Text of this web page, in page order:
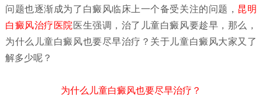
问题也逐渐成为了白癜风临床上一个备受关注的问题， 昆明
白癜风治疗医院 医生强调，治了儿童白癜风要趁早，那么，
为什么儿童白癜风也要尽早治疗？关于儿童白癜风大家又了
解多少呢？
为什么儿童白癜风也要尽早治疗？